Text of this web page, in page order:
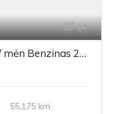
14
Nissan Qashqai nuo 296 €/ mėn Benzinas 2018m. Visureigis Automatinė
55,175 km